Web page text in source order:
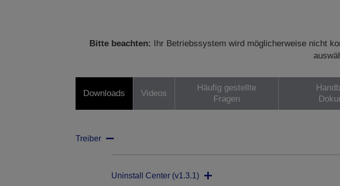
Bitte beachten:
Ihr Betriebssystem wird möglicherweise nicht
Downloads Videos
Häufig gestellte
Fragen
Treiber
Uninstall Center (v1.3.1)